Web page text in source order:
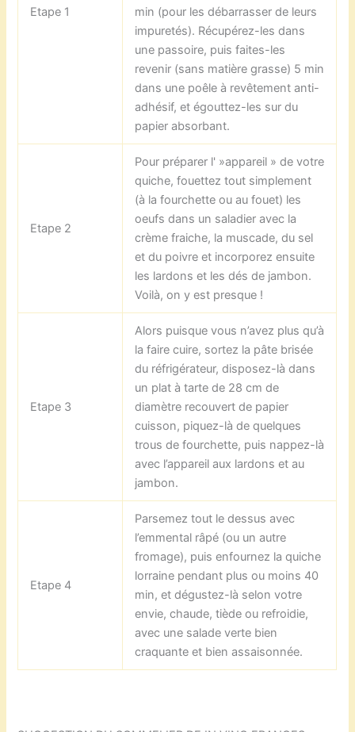
Etape 1
min (pour les débarrasser de leurs
impuretés). Récupérez-les dans
une passoire, puis faites-les
revenir (sans matière grasse) 5 min
dans une poêle à revêtement anti-
adhésif, et égouttez-les sur du
papier absorbant.
Etape 2
Pour préparer l' »appareil » de votre
quiche, fouettez tout simplement
(à la fourchette ou au fouet) les
oeufs dans un saladier avec la
crème fraiche, la muscade, du sel
et du poivre et incorporez ensuite
les lardons et les dés de jambon.
Voilà, on y est presque !
Etape 3
Alors puisque vous n’avez plus qu’à
la faire cuire, sortez la pâte brisée
du réfrigérateur, disposez-là dans
un plat à tarte de 28 cm de
diamètre recouvert de papier
cuisson, piquez-là de quelques
trous de fourchette, puis nappez-là
avec l’appareil aux lardons et au
jambon.
Etape 4
Parsemez tout le dessus avec
l’emmental râpé (ou un autre
fromage), puis enfournez la quiche
lorraine pendant plus ou moins 40
min, et dégustez-là selon votre
envie, chaude, tiède ou refroidie,
avec une salade verte bien
craquante et bien assaisonnée.